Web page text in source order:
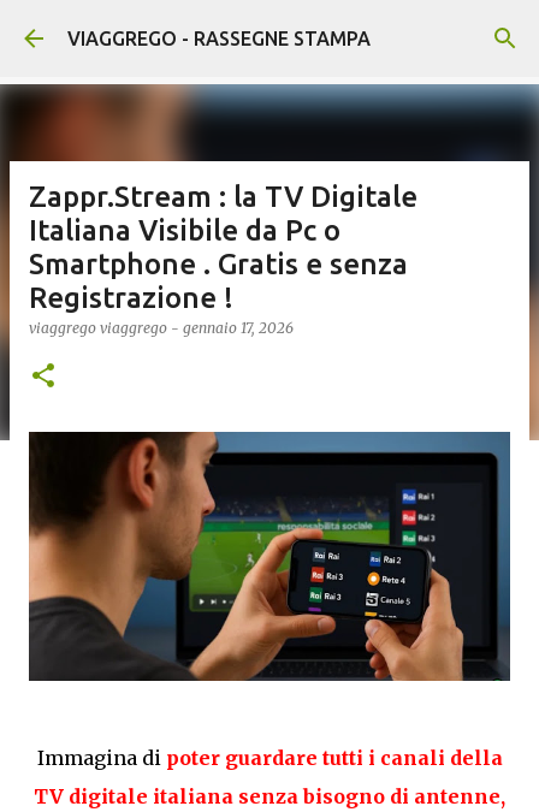
Passa ai contenuti principali
VIAGGREGO - RASSEGNE STAMPA
Zappr.Stream : la TV Digitale
Italiana Visibile da Pc o
Smartphone . Gratis e senza
Registrazione !
viaggrego viaggrego - gennaio 17, 2026
Immagina di poter guardare tutti i canali della
TV digitale italiana senza bisogno di antenne,